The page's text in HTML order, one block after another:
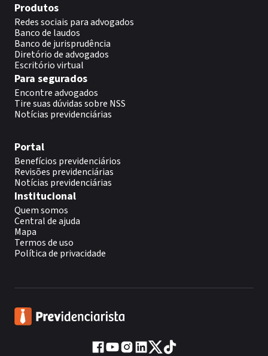
Produtos
Redes sociais para advogados
Banco de laudos
Banco de jurisprudência
Diretório de advogados
Escritório virtual
Para segurados
Encontre advogados
Tire suas dúvidas sobre NSS
Notícias previdenciárias
Portal
Benefícios previdenciários
Revisões previdenciárias
Notícias previdenciárias
Institucional
Quem somos
Central de ajuda
Mapa
Termos de uso
Política de privacidade